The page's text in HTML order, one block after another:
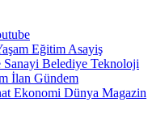
Eğitim Asayiş
Sanayi Belediye Teknoloji
İlan Gündem
Ekonomi Dünya Magazin